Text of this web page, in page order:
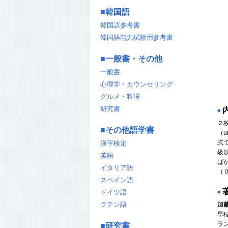
◉
２
（
式
級
ば
（
◉
加
早
ラ
■韓国語
韓国語参考書
韓国語能力試験用参考書
■一般書・その他
一般書
心理学・カウンセリング
グルメ・料理
研究書
■その他語学書
漢字検定
英語
イタリア語
スペイン語
ドイツ語
ラテン語
■研究書